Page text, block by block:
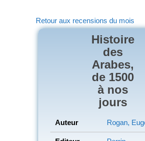
Retour aux recensions du mois
Histoire
des
Arabes,
de 1500
à nos
jours
Auteur Rogan,